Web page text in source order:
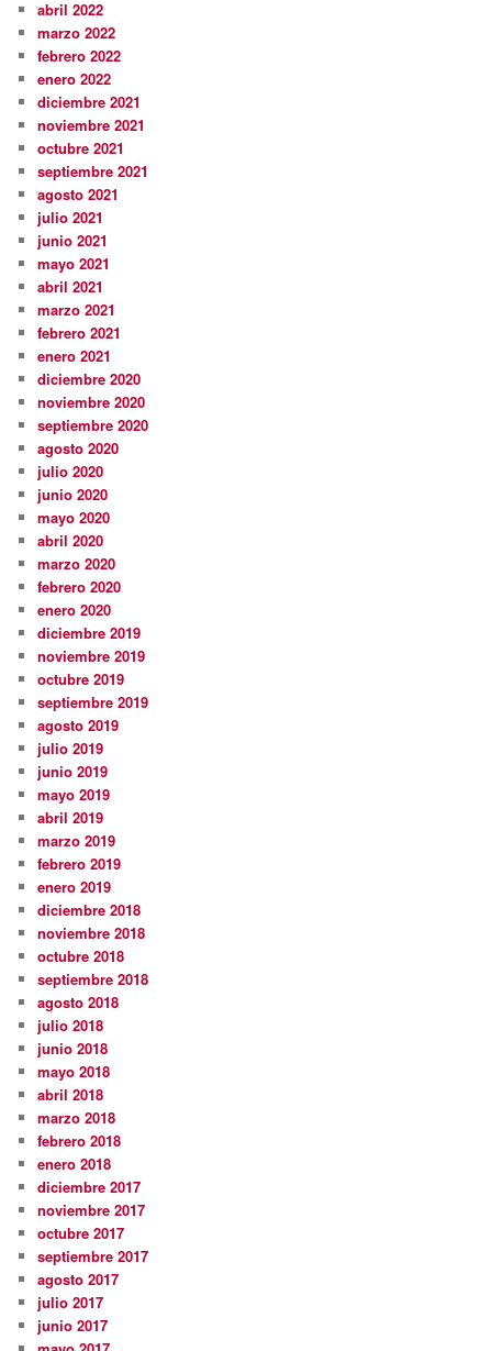
abril 2022
marzo 2022
febrero 2022
enero 2022
diciembre 2021
noviembre 2021
octubre 2021
septiembre 2021
agosto 2021
julio 2021
junio 2021
mayo 2021
abril 2021
marzo 2021
febrero 2021
enero 2021
diciembre 2020
noviembre 2020
septiembre 2020
agosto 2020
julio 2020
junio 2020
mayo 2020
abril 2020
marzo 2020
febrero 2020
enero 2020
diciembre 2019
noviembre 2019
octubre 2019
septiembre 2019
agosto 2019
julio 2019
junio 2019
mayo 2019
abril 2019
marzo 2019
febrero 2019
enero 2019
diciembre 2018
noviembre 2018
octubre 2018
septiembre 2018
agosto 2018
julio 2018
junio 2018
mayo 2018
abril 2018
marzo 2018
febrero 2018
enero 2018
diciembre 2017
noviembre 2017
octubre 2017
septiembre 2017
agosto 2017
julio 2017
junio 2017